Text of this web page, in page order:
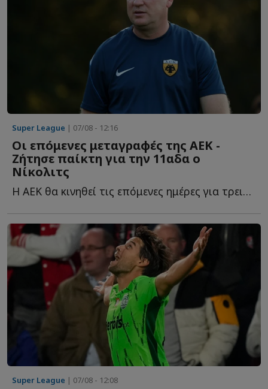
Super League | 07/08 - 12:16
Οι επόμενες μεταγραφές της ΑΕΚ -
Ζήτησε παίκτη για την 11αδα ο
Νίκολιτς
Η ΑΕΚ θα κινηθεί τις επόμενες ημέρες για τρεις ακόμα π...
Super League | 07/08 - 12:08